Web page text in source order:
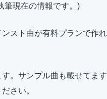
筆現在の情報です。)
スト曲が有料プランで作れ
。サンプル曲も載せてます
さい。